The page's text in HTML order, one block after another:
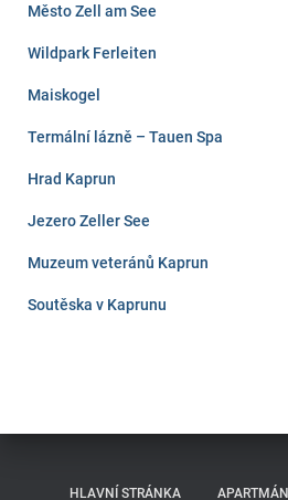
Město Zell am See
Wildpark Ferleiten
Maiskogel
Termální lázně – Tauen Spa
Hrad Kaprun
Jezero Zeller See
Muzeum veteránů Kaprun
Soutěska v Kaprunu
HLAVNÍ STRÁNKA APARTMÁN